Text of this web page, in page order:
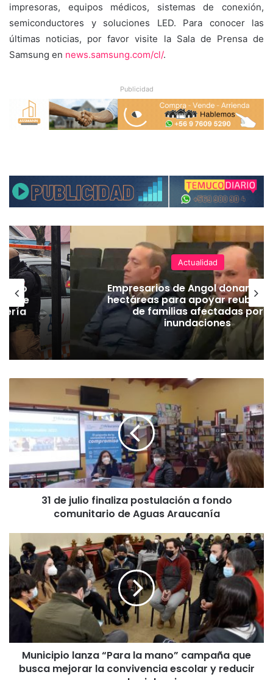
impresoras, equipos médicos, sistemas de conexión,
semiconductores y soluciones LED. Para conocer las
últimas noticias, por favor visite la Sala de Prensa de
Samsung en news.samsung.com/cl/.
Publicidad
de
Actualidad
Empresarios de Angol donan
hectáreas para apoyar
de familias afectadas por
inundaciones
d
e
j
u
i
o
l
z
a
p
31 de julio finaliza postulación a fondo
comunitario de Aguas Araucanía
u
n
i
c
i
o
Municipio lanza “Para la mano” campaña que
busca mejorar la convivencia escolar y reducir